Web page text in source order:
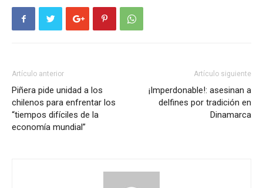
Artículo anterior
Piñera pide unidad a los
chilenos para enfrentar los
“tiempos difíciles de la
economía mundial”
Artículo siguiente
¡Imperdonable!: asesinan a
delfines por tradición en
Dinamarca